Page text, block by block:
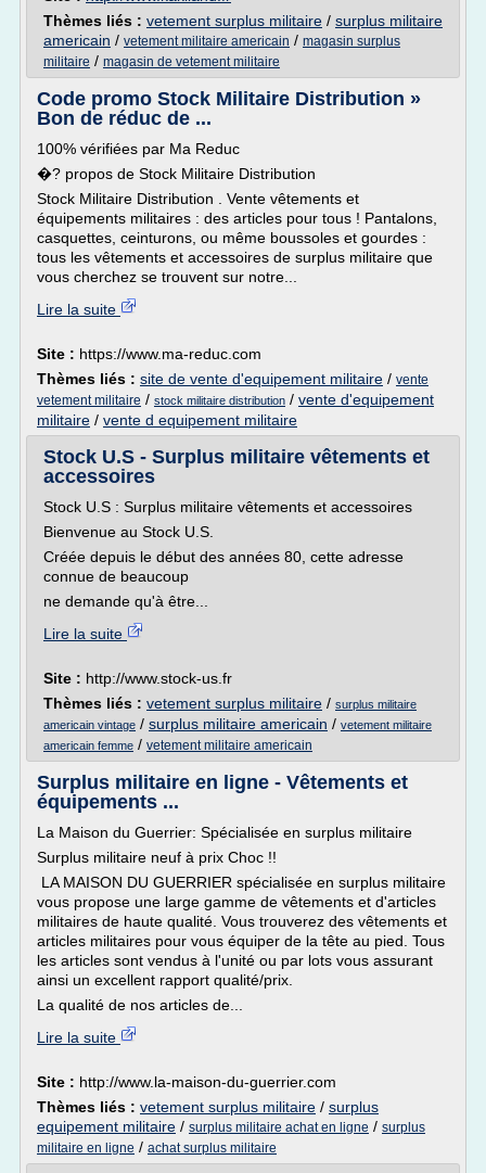
Thèmes liés : vetement surplus militaire / surplus militaire
americain / vetement militaire americain / magasin surplus
militaire / magasin de vetement militaire
Code promo Stock Militaire Distribution »
Bon de réduc de ...
100% vérifiées par Ma Reduc
�? propos de Stock Militaire Distribution
Stock Militaire Distribution . Vente vêtements et
équipements militaires : des articles pour tous ! Pantalons,
casquettes, ceinturons, ou même boussoles et gourdes :
tous les vêtements et accessoires de surplus militaire que
vous cherchez se trouvent sur notre...
Lire la suite
Site : https://www.ma-reduc.com
Thèmes liés : site de vente d'equipement militaire / vente
vetement militaire / stock militaire distribution / vente d'equipement
militaire / vente d equipement militaire
Stock U.S - Surplus militaire vêtements et
accessoires
Stock U.S : Surplus militaire vêtements et accessoires
Bienvenue au Stock U.S.
Créée depuis le début des années 80, cette adresse
connue de beaucoup
ne demande qu'à être...
Lire la suite
Site : http://www.stock-us.fr
Thèmes liés : vetement surplus militaire / surplus militaire
americain vintage / surplus militaire americain / vetement militaire
americain femme / vetement militaire americain
Surplus militaire en ligne - Vêtements et
équipements ...
La Maison du Guerrier: Spécialisée en surplus militaire
Surplus militaire neuf à prix Choc !!
LA MAISON DU GUERRIER spécialisée en surplus militaire
vous propose une large gamme de vêtements et d'articles
militaires de haute qualité. Vous trouverez des vêtements et
articles militaires pour vous équiper de la tête au pied. Tous
les articles sont vendus à l'unité ou par lots vous assurant
ainsi un excellent rapport qualité/prix.
La qualité de nos articles de...
Lire la suite
Site : http://www.la-maison-du-guerrier.com
Thèmes liés : vetement surplus militaire / surplus
equipement militaire / surplus militaire achat en ligne / surplus
militaire en ligne / achat surplus militaire